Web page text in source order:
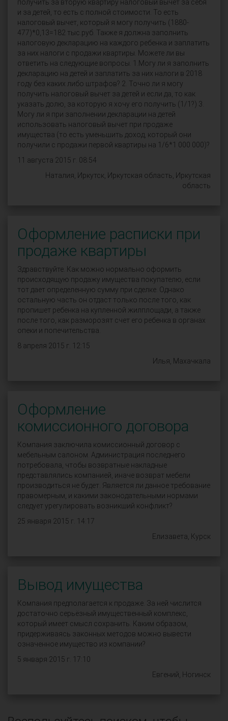
получить за вторую квартиру налоговый вычет за себя
и за детей, то есть с полной стоимости. То есть
налоговый вычет, который я могу получить (1880-
477)*0,13=182 тыс.руб. Также я должна заполнить
налоговую декларацию на каждого ребенка и заплатить
за них налоги с продажи квартиры. Можете ли вы
ответить на следующие вопросы. 1.Могу ли я заполнить
декларацию на детей и заплатить за них налоги в 2018
году без каких либо штрафов? 2. Точно ли я могу
получить налоговый вычет за детей и если да, то как
указать долю, за которую я хочу его получить (1/1?) 3.
Могу ли я при заполнении декларации на детей
использовать налоговый вычет при продаже
имущества (то есть уменьшить доход, который они
получили с продажи первой квартиры на 1/6*1 000 000)?
11 августа 2015 г. 08:54
Наталия, Иркутск, Иркутская область, Иркутская
область
Оформление расписки при
продаже квартиры
Здравствуйте. Как можно нормально оформить
происходящую продажу имущества покупателю, если
тот дает определенную сумму при сделке. Однако
остальную часть он отдаст только после того, как
пропишет ребенка на купленной жилплощади, а также
после того, как разморозят счет его ребенка в органах
опеки и попечительства.
8 апреля 2015 г. 12:15
Илья, Махачкала
Оформление
комиссионного договора
Компания заключила комиссионный договор с
мебельным салоном. Администрация последнего
потребовала, чтобы возвратные накладные
представлялись компанией, иначе возврат мебели
производиться не будет. Является ли данное требование
правомерным, и какими законодательными нормами
следует урегулировать возникший конфликт?
25 января 2015 г. 14:17
Елизавета, Курск
Вывод имущества
Компания предполагается к продаже. За ней числится
достаточно серьёзный имущественный комплекс,
который имеет смысл сохранить. Каким образом,
придерживаясь законных методов можно вывести
означенное имущество из компании?
5 января 2015 г. 17:10
Евгений, Ногинск